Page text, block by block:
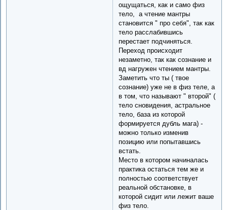
ощущаться, как и само физ
тело, а чтение мантры
становится " про себя", так как
тело расслабившись
перестает подчиняться.
Переход происходит
незаметно, так как сознание и
вд нагружен чтением мантры.
Заметить что ты ( твое
сознание) уже не в физ теле, а
в том, что называют " второй" (
тело сновидения, астральное
тело, база из которой
формируется дубль мага) -
можно только изменив
позицию или попытавшись
встать.
Место в котором начиналась
практика остаться тем же и
полностью соответствует
реальной обстановке, в
которой сидит или лежит ваше
физ тело.